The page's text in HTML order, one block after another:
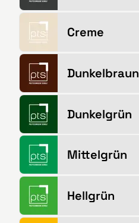
Creme
Dunkelbraun
Dunkelgrün
Mittelgrün
Hellgrün